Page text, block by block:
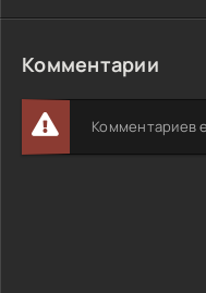
Комментарии
Комментариев